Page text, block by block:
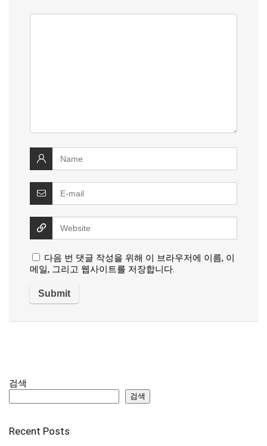
다음 번 댓글 작성을 위해 이 브라우저에 이름, 이
메일, 그리고 웹사이트를 저장합니다.
검색
검색
Recent Posts